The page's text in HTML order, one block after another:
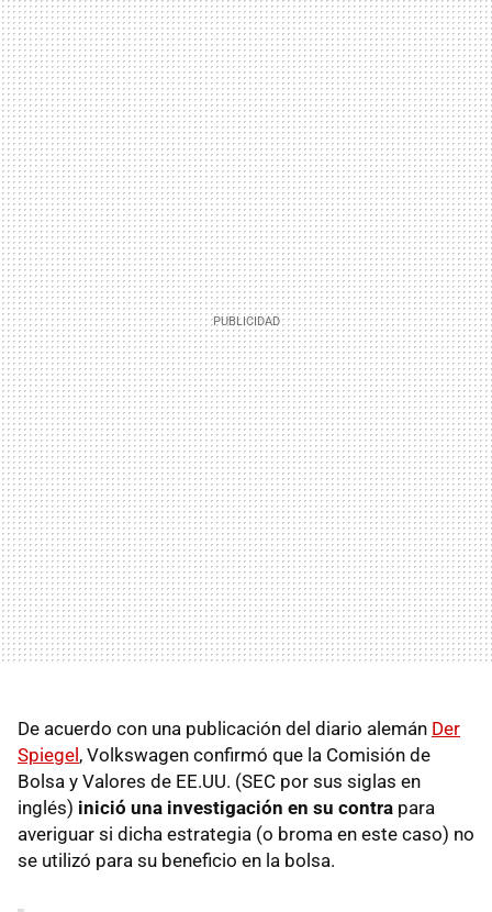
De acuerdo con una publicación del diario alemán Der
Spiegel, Volkswagen confirmó que la Comisión de
Bolsa y Valores de EE.UU. (SEC por sus siglas en
inglés) inició una investigación en su contra para
averiguar si dicha estrategia (o broma en este caso) no
se utilizó para su beneficio en la bolsa.